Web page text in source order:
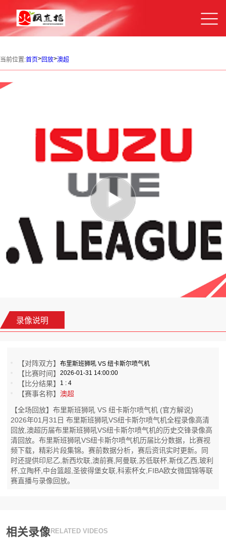
当前位置:首页>回放>澳超
录像说明
【对阵双方】布里斯班狮吼 VS 纽卡斯尔喷气机
【比赛时间】2026-01-31 14:00:00
【比分结果】 1 : 4
【赛事名称】澳超
【全场回放】布里斯班狮吼 VS 纽卡斯尔喷气机 (官方解说)
2026年01月31日 布里斯班狮吼VS纽卡斯尔喷气机全程录像高清
回放,澳超历届布里斯班狮吼VS纽卡斯尔喷气机的历史交锋录像高
清回放。布里斯班狮吼VS纽卡斯尔喷气机历届比分数据，比赛视
频下载，精彩片段集锦。赛前数据分析，赛后资讯实时更新。同
时还提供印尼乙,新西坎联,澳前赛,阿曼联,苏低联杯,斯伐乙西,玻利
杯,立陶杯,中台篮超,圣彼得堡女联,科索杯女,FIBA欧女微国锦等联
赛直播与录像回放。
相关录像 RELATED VIDEOS